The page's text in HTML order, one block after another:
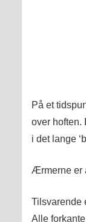
På et
over hoften.
i det lange
Ærmerne er
Tilsvarende
Alle